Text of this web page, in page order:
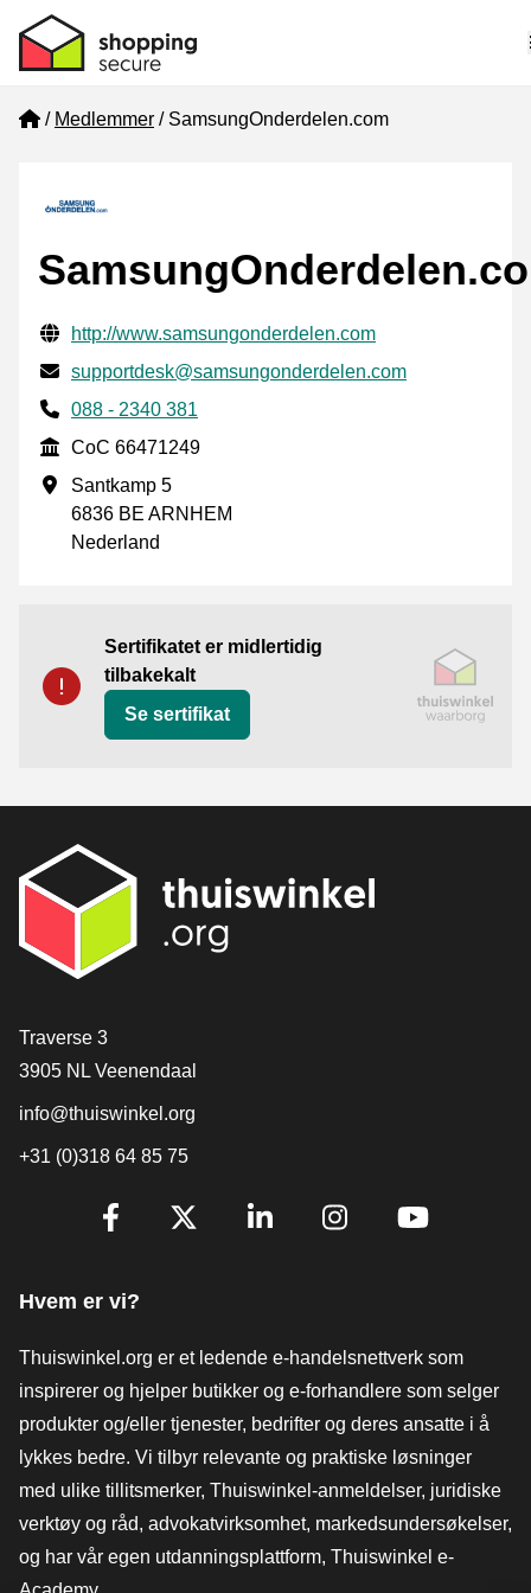
Home
Medlemmer SamsungOnderdelen.com
Verifisert kontaktinformasjon
Website URL
http://www.samsungonderdelen.com
E-post
supportdesk@samsungonderdelen.com
Phone number
088 - 2340 381
CoC
CoC 66471249
Forretningsadresse
Santkamp 5
6836 BE ARNHEM
Nederland
Sertifikatet er midlertidig
tilbakekalt
Se sertifikat
[_General:Contact]
Traverse 3
3905 NL Veenendaal
info@thuiswinkel.org
+31 (0)318 64 85 75
[_General:SocialMediaTitle]
Hvem er vi?
Thuiswinkel.org er et ledende e-handelsnettverk som
inspirerer og hjelper butikker og e-forhandlere som selger
produkter og/eller tjenester, bedrifter og deres ansatte i å
lykkes bedre. Vi tilbyr relevante og praktiske løsninger
med ulike tillitsmerker, Thuiswinkel-anmeldelser, juridiske
verktøy og råd, advokatvirksomhet, markedsundersøkelser,
og har vår egen utdanningsplattform, Thuiswinkel e-